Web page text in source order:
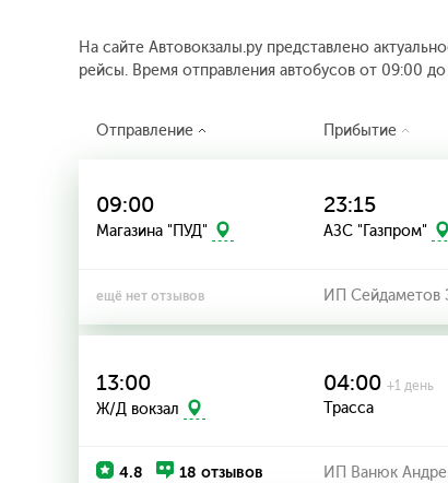
На сайте Автовокзалы.ру представлено
рейсы. Время отправления автобусов от 09:00
Отправление Прибытие
09:00
Магазина "ПУД"
23:15
АЗС "Газпром"
ещё нет отзывов ИП Сейдаметов
13:00
Ж/Д вокзал
04:00 +1 день
Трасса
4.8 18 отзывов ИП Ванюк